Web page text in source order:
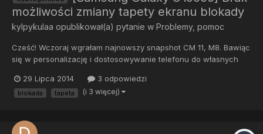
możliwości zmiany tapety ekranu blokady
kylpykulaa opublikował(a) pytanie w Problemy, pomoc
Cześć! Wczoraj wgrałam najnowszy snapshot CM 11, M8. Bawiąc
się w personalizację i dostosowywanie telefonu do własnych
umożliwiałaby zmianę tapety ekranu blokady. Z tego co
pamiętam, w CM 10.2 i 10.1.2, ta opcja znajdywała się w
29 Lipca 2014 3 odpowiedzi
blokada tapeta (i 3 więcej)